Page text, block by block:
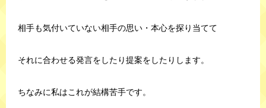
相手も気付いていない相手の思い・本心を探り当てて
それに合わせる発言をしたり提案をしたりします。
ちなみに私はこれが結構苦手です。